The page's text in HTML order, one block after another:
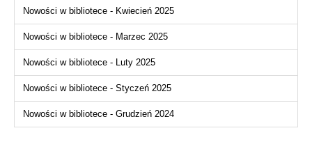
Nowości w bibliotece - Kwiecień 2025
Nowości w bibliotece - Marzec 2025
Nowości w bibliotece - Luty 2025
Nowości w bibliotece - Styczeń 2025
Nowości w bibliotece - Grudzień 2024